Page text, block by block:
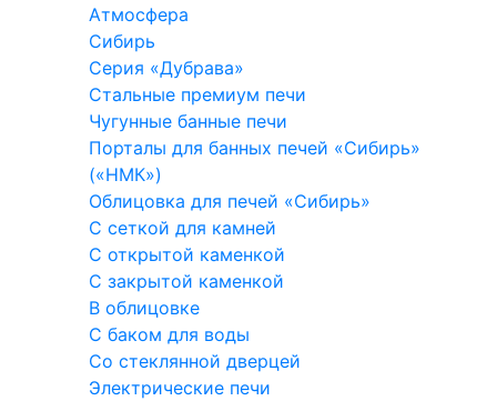
Атмосфера
Сибирь
Серия «Дубрава»
Стальные премиум печи
Чугунные банные печи
Порталы для банных печей «Сибирь»
(«НМК»)
Облицовка для печей «Сибирь»
С сеткой для камней
С открытой каменкой
С закрытой каменкой
В облицовке
С баком для воды
Со стеклянной дверцей
Электрические печи